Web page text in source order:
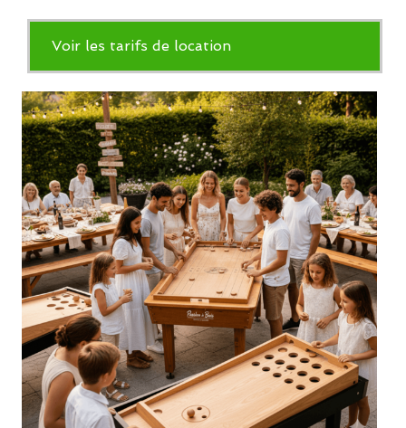
Voir les tarifs de location